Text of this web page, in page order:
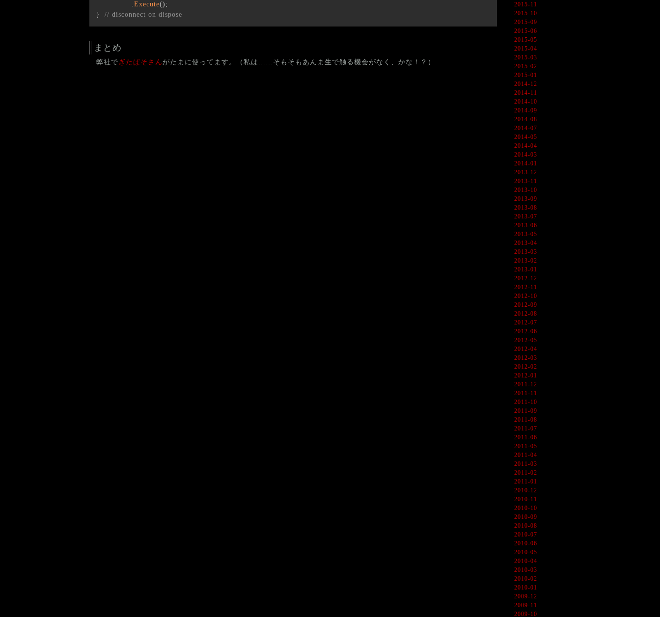
.Execute() ;
}
// disconnect on dispose
まとめ
弊社で ぎたぱそさん がたまに使ってます。（私は……そもそもあんま生で触る機会がなく、かな！？）
2015-11
2015-10
2015-09
2015-06
2015-05
2015-04
2015-03
2015-02
2015-01
2014-12
2014-11
2014-10
2014-09
2014-08
2014-07
2014-05
2014-04
2014-03
2014-01
2013-12
2013-11
2013-10
2013-09
2013-08
2013-07
2013-06
2013-05
2013-04
2013-03
2013-02
2013-01
2012-12
2012-11
2012-10
2012-09
2012-08
2012-07
2012-06
2012-05
2012-04
2012-03
2012-02
2012-01
2011-12
2011-11
2011-10
2011-09
2011-08
2011-07
2011-06
2011-05
2011-04
2011-03
2011-02
2011-01
2010-12
2010-11
2010-10
2010-09
2010-08
2010-07
2010-06
2010-05
2010-04
2010-03
2010-02
2010-01
2009-12
2009-11
2009-10